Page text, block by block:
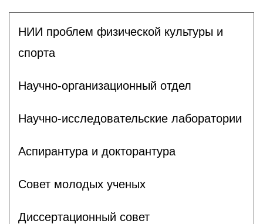
НИИ проблем физической культуры и
спорта
Научно-организационный отдел
Научно-исследовательские лаборатории
Аспирантура и докторантура
Совет молодых ученых
Диссертационный совет